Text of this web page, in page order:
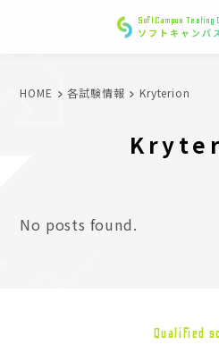
SoftCampus Testing
ソフトキャンパ
HOME 各試験情報 Kryterion
No posts found.
Qualified